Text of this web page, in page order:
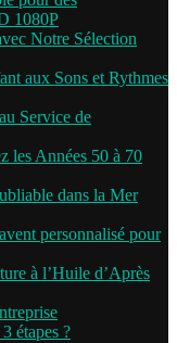
1080P
Notre Sélection
aux Sons et Rythmes
Service de
les Années 50 à 70
dans la Mer
personnalisé pour
à l’Huile d’Après
étapes ?